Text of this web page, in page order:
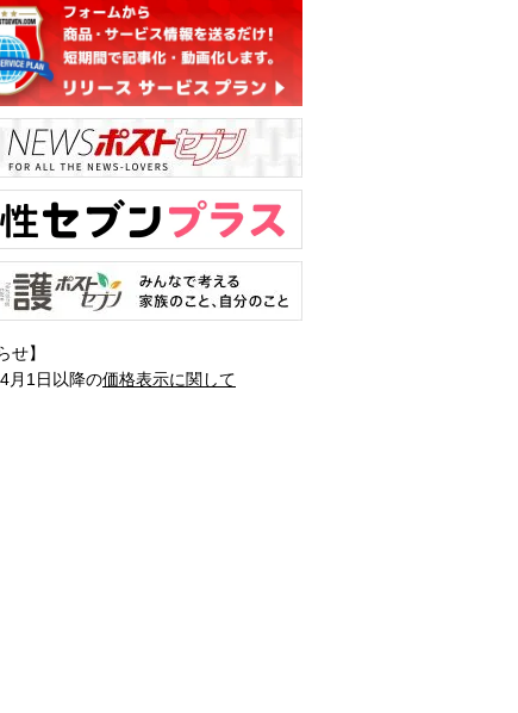
せ】
月1日以降の価格表示に関して